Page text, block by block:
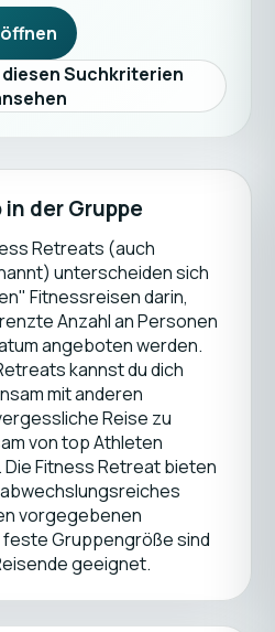
diesen Suchkriterien
in der Gruppe
Retreats (auch
unterscheiden sich
Fitnessreisen darin,
Anzahl an Personen
angeboten werden.
kannst du dich
mit anderen
Reise zu
von top Athleten
Fitness Retreat bieten
vorgegebenen
feste Gruppengröße sind
geeignet.